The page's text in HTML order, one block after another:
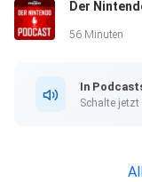
Pokémon Schwert
http://
https://
56 Minuten
In
Schalte jetzt